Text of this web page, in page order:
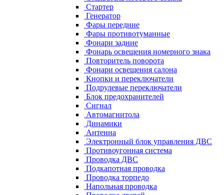
Стартер
Генератор
Фары передние
Фары противотуманные
Фонари задние
Фонарь освещения номерного знака
Повторитель поворота
Фонари освещения салона
Кнопки и переключатели
Подрулевые переключатели
Блок предохранителей
Сигнал
Автомагнитола
Динамики
Антенна
Электронный блок управления ДВС
Противоугонная система
Проводка ДВС
Подкапотная проводка
Проводка торпедо
Напольная проводка